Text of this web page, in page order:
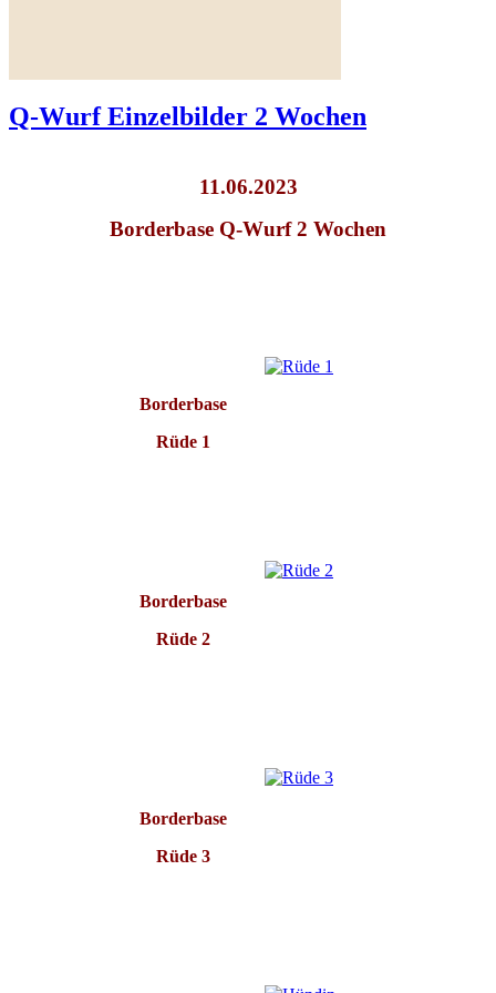
Q-Wurf Einzelbilder 2 Wochen
11.06.2023
Borderbase Q-Wurf 2 Wochen
Borderbase
Rüde 1
Borderbase
Rüde 2
Borderbase
Rüde 3